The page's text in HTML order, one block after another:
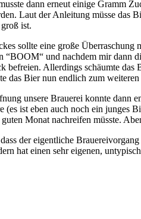
dann erneut einige Gramm
Laut der Anleitung müsse das
ist.
sollte eine große
“BOOM“ und nachdem mir dann
befreien. Allerdings schäumte
das Bier nun endlich zum
unsere Brauerei konnte dann
ist eben auch noch ein junges
Monat nachreifen müsste.
der eigentliche
hat einen sehr eigenen,